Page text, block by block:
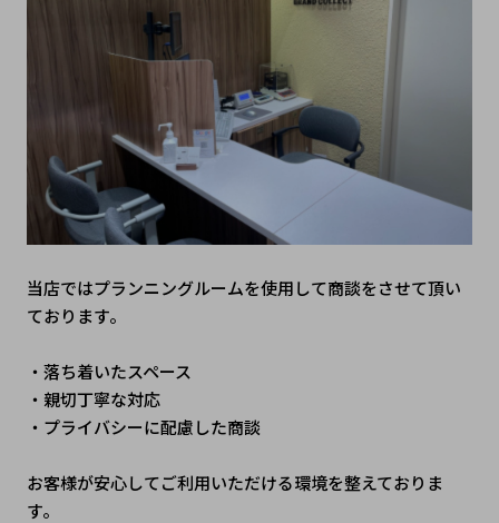
当店ではプランニングルームを使用して商談をさせて頂い
ております。
・落ち着いたスペース
・親切丁寧な対応
・プライバシーに配慮した商談
お客様が安心してご利用いただける環境を整えておりま
す。